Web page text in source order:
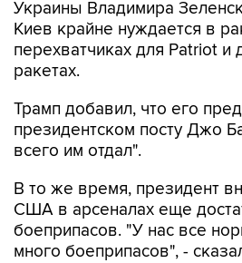
Украины Владимира
Киев крайне нуждается в
перехватчиках для Patriot и
ракетах.
Трамп добавил, что его
президентском посту Джо
всего им отдал".
В то же время, президент
США в арсеналах еще
боеприпасов. "У нас все
много боеприпасов", -